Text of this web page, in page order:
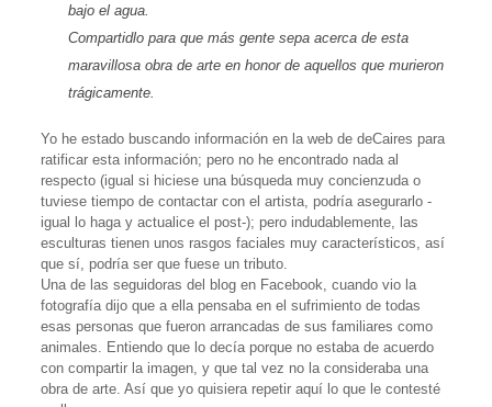
bajo el agua.
Compartidlo para que más gente sepa acerca de esta
maravillosa obra de arte en honor de aquellos que murieron
trágicamente.
Yo he estado buscando información en la web de deCaires para
ratificar esta información; pero no he encontrado nada al
respecto (igual si hiciese una búsqueda muy concienzuda o
tuviese tiempo de contactar con el artista, podría asegurarlo -
igual lo haga y actualice el post-); pero indudablemente, las
esculturas tienen unos rasgos faciales muy característicos, así
que sí, podría ser que fuese un tributo.
Una de las seguidoras del blog en Facebook, cuando vio la
fotografía dijo que a ella pensaba en el sufrimiento de todas
esas personas que fueron arrancadas de sus familiares como
animales. Entiendo que lo decía porque no estaba de acuerdo
con compartir la imagen, y que tal vez no la consideraba una
obra de arte. Así que yo quisiera repetir aquí lo que le contesté